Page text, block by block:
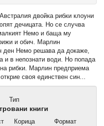
двойка рибки клоуни
дечицата. Но се случва
Немо и баща му
и обич. Марлин
ден Немо решава да докаже,
и в непознати води. Но попада
рибки. Марлин предприема
своя единствен син...
Тип
книги
Корица
Формат